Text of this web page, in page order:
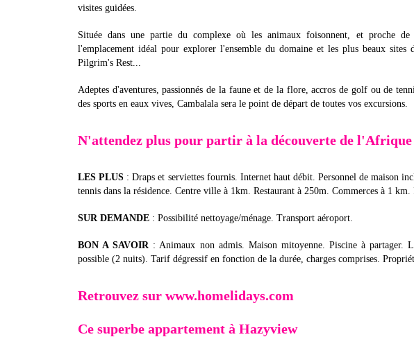
visites guidées.
Située dans une partie du complexe où les animaux foisonnent, et proche de
l'emplacement idéal pour explorer l'ensemble du domaine et les plus beaux
Pilgrim's Rest...
Adeptes d'aventures, passionnés de la faune et de la flore, accros de golf ou de
des sports en eaux vives, Cambalala sera le point de départ de toutes vos excursions.
N'attendez plus pour partir à la découverte de l'Afrique
LES PLUS : Draps et serviettes fournis. Internet haut débit. Personnel de maison
tennis dans la résidence. Centre ville à 1km. Restaurant à 250m. Commerces à 1 km.
SUR DEMANDE : Possibilité nettoyage/ménage. Transport aéroport.
BON A SAVOIR : Animaux non admis. Maison mitoyenne. Piscine à
possible (2 nuits). Tarif dégressif en fonction de la durée, charges comprises.
Retrouvez sur www.homelidays.com
Ce superbe appartement à Hazyview